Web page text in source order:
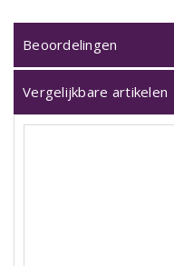
Beoordelingen
Vergelijkbare artikelen